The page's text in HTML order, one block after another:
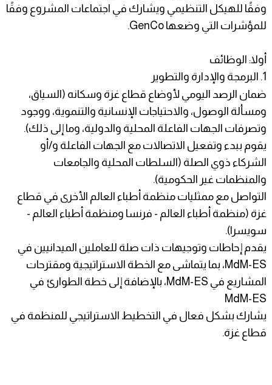
وفقًا للهيكل التنظيمي ويشارك في اجتماعات المشروع وفقًا
للمؤشرات التي وضعها GenCo.
أولا: الوظائف
1. البرمجة والإدارة والتطوير
ضمان الرصد اليومي لأوضاع قطاع غزة وسكانه (السياق،
ومسألة الوصول، والاحتياجات الإنسانية والتنموية، ووجود
وتصرفات الجهات الفاعلة المحلية والدولية، وما إلى ذلك).
يقوم ببدء وتفعيل الاتصالات مع الجهات الفاعلة و/أو
الشركاء ذوي الصلة (السلطات المحلية والجامعات
والمنظمات غير الحكومية).
التواصل مع ممثليات منظمة أطباء العالم الأخرى في قطاع
غزة (منظمة أطباء العالم - فرنسا ومنظمة أطباء العالم -
سويسرا).
يقدم إحاطات وتوجيهات ذات صلة للعاملين الميدانيين في
MdM-ES، بما يتماشى مع الخطة الاستراتيجية ومقترحات
المشاريع في MdM-ES، بالإضافة إلى خطة الطوارئ في
MdM-ES
يشارك بشكل فعال في التخطيط الاستراتيجي للمنظمة في
قطاع غزة.